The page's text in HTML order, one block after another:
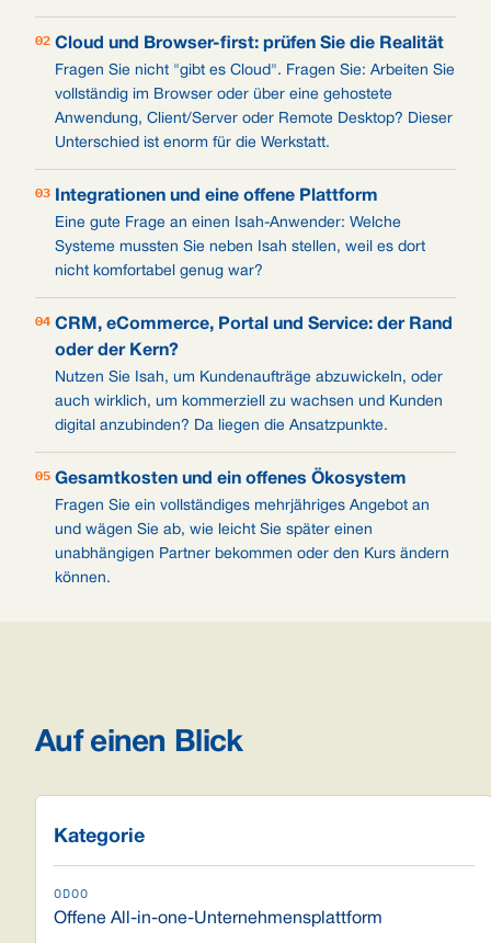
02 Cloud und Browser-first: prüfen Sie die Realität
Fragen Sie nicht "gibt es Cloud". Fragen Sie: Arbeiten Sie
vollständig im Browser oder über eine gehostete
Anwendung, Client/Server oder Remote Desktop? Dieser
Unterschied ist enorm für die Werkstatt.
03 Integrationen und eine offene Plattform
Eine gute Frage an einen Isah-Anwender: Welche
Systeme mussten Sie neben Isah stellen, weil es dort
nicht komfortabel genug war?
04 CRM, eCommerce, Portal und Service: der Rand
oder der Kern?
Nutzen Sie Isah, um Kundenaufträge abzuwickeln, oder
auch wirklich, um kommerziell zu wachsen und Kunden
digital anzubinden? Da liegen die Ansatzpunkte.
05 Gesamtkosten und ein offenes Ökosystem
Fragen Sie ein vollständiges mehrjähriges Angebot an
und wägen Sie ab, wie leicht Sie später einen
unabhängigen Partner bekommen oder den Kurs ändern
können.
Auf einen Blick
Kategorie
Offene All-in-one-Unternehmensplattform